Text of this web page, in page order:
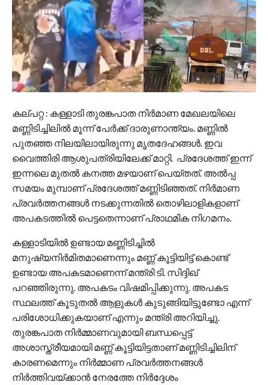
കല്പറ്റ : കള്ളാടി തുരങ്കപാത നിർമാണ മേഖലയിലെ
മണ്ണിടിച്ചിലിൽ മൂന്ന് പേർക്ക് ദാരുണാന്ത്യം. മണ്ണിൽ
പുതഞ്ഞ നിലയിലായിരുന്നു മൃതദേഹങ്ങൾ. ഇവ
വൈത്തിരി ആശുപത്രിയിലേക്ക് മാറ്റി. പ്രദേശത്ത് ഇന്ന്
ഇന്നലെ മുതൽ കനത്ത മഴയാണ് പെയ്തത്. അൽപ്പ
സമയം മുമ്പാണ് പ്രദേശത്ത് മണ്ണിടിഞ്ഞത്. നിർമാണ
പ്രവർത്തനങ്ങൾ നടക്കുന്നതിൽ തൊഴിലാളികളാണ്
അപകടത്തിൽ പെട്ടതെന്നാണ് പ്രാഥമിക നിഗമനം.
കള്ളാടിയിൽ ഉണ്ടായ മണ്ണിടിച്ചിൽ
മനുഷ്യനിർമിതമാണെന്നും മണ്ണ് കൂട്ടിയിട്ട് കൊണ്ട്
ഉണ്ടായ അപകടമാണെന്ന് മന്ത്രി ടി. സിദ്ദിഖ്
പറഞ്ഞിരുന്നു. അപകടം വിഷമിപ്പിക്കുന്നു. അപകട
സ്ഥലത്ത് കൂടുതൽ ആളുകൾ കുടുങ്ങിയിട്ടുണ്ടോ എന്ന്
പരിശോധിക്കുകയാണ് എന്നും മന്ത്രി അറിയിച്ചു.
തുരങ്കപാത നിർമ്മാണവുമായി ബന്ധപ്പെട്ട്
അശാസ്ത്രീയമായി മണ്ണ് കൂട്ടിയിട്ടതാണ് മണ്ണിടിച്ചിലിന്
കാരണമെന്നും നിർമ്മാണ പ്രവർത്തനങ്ങൾ
നിർത്തിവയ്‌ക്കാൻ നേരത്തേ നിർദ്ദേശം